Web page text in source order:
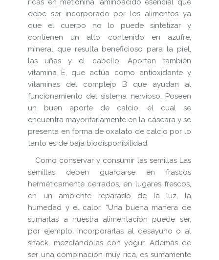
ricas en metionina, aminoácido esencial que
debe ser incorporado por los alimentos ya
que el cuerpo no lo puede sintetizar y
contienen un alto contenido en azufre,
mineral que resulta beneficioso para la piel,
las uñas y el cabello. Aportan también
vitamina E, que actúa como antioxidante y
vitaminas del complejo B que ayudan al
funcionamiento del sistema nervioso. Poseen
un buen aporte de calcio, el cual se
encuentra mayoritariamente en la cáscara y se
presenta en forma de oxalato de calcio por lo
tanto es de baja biodisponibilidad.
Como conservar y consumir las semillas Las
semillas deben guardarse en frascos
herméticamente cerrados, en lugares frescos,
en un ambiente reparado de la luz, la
humedad y el calor. “Una buena manera de
sumarlas a nuestra alimentación puede ser,
por ejemplo, incorporarlas al desayuno o al
snack, mezclándolas con yogur. Además de
ser una combinación muy rica, es sumamente